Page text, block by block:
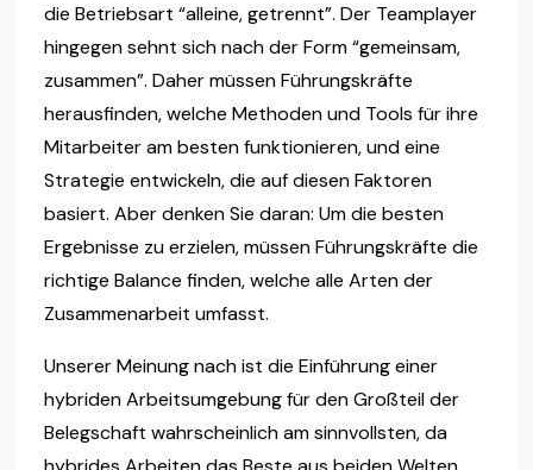
die Betriebsart “alleine, getrennt”. Der Teamplayer
hingegen sehnt sich nach der Form “gemeinsam,
zusammen”. Daher müssen Führungskräfte
herausfinden, welche Methoden und Tools für ihre
Mitarbeiter am besten funktionieren, und eine
Strategie entwickeln, die auf diesen Faktoren
basiert. Aber denken Sie daran: Um die besten
Ergebnisse zu erzielen, müssen Führungskräfte die
richtige Balance finden, welche alle Arten der
Zusammenarbeit umfasst.
Unserer Meinung nach ist die Einführung einer
hybriden Arbeitsumgebung für den Großteil der
Belegschaft wahrscheinlich am sinnvollsten, da